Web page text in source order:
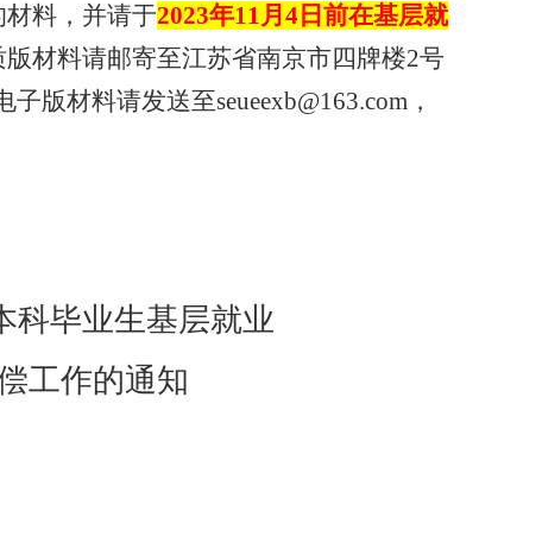
料， 并请于2023年11月 4 日前在基层就
版材料请邮寄至江苏省南京市四牌楼2号
版材料请发送至seueexb@163.com，
科毕业生基层就业
工作的通知